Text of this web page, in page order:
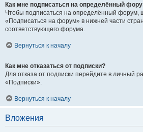
Как мне подписаться на определённый
Чтобы подписаться на определённый форум,
«Подписаться на форум» в нижней части
соответствующего форума.
Вернуться к началу
Как мне отказаться от подписки?
Для отказа от подписки перейдите в личный
«Подписки».
Вернуться к началу
Вложения